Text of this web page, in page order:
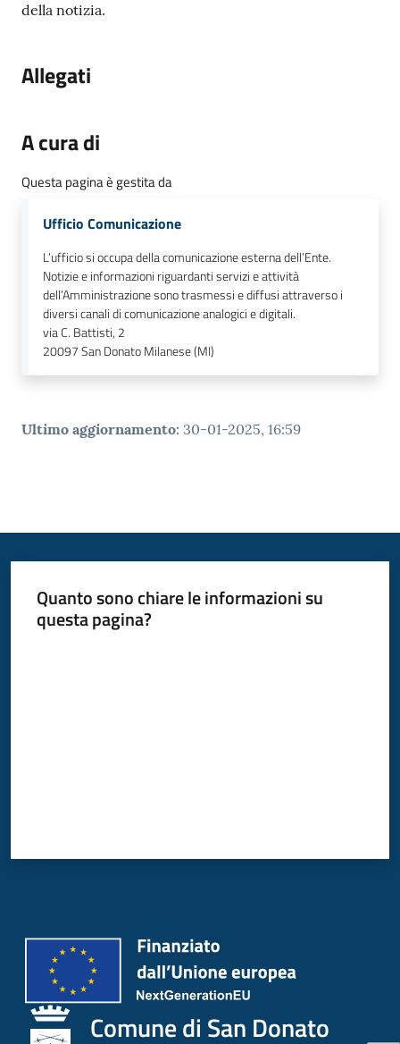
della notizia.
Allegati
A cura di
Questa pagina è gestita da
Ufficio Comunicazione
L’ufficio si occupa della comunicazione esterna dell’Ente.
Notizie e informazioni riguardanti servizi e attività
dell’Amministrazione sono trasmessi e diffusi attraverso i
diversi canali di comunicazione analogici e digitali.
via C. Battisti, 2
20097San Donato Milanese (MI)
Ultimo aggiornamento: 30-01-2025, 16:59
Quanto sono chiare le informazioni su
questa pagina?
Comune di San Donato